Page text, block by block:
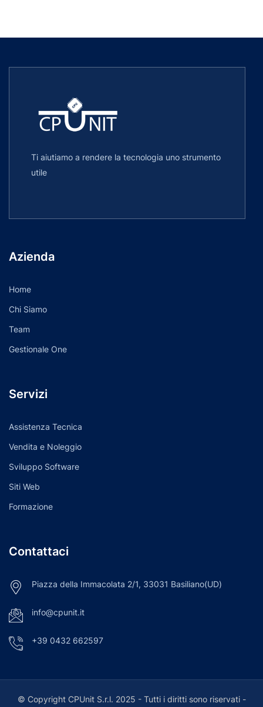
Ti aiutiamo a rendere la tecnologia uno strumento
utile
Azienda
Home
Chi Siamo
Team
Gestionale One
Servizi
Assistenza Tecnica
Vendita e Noleggio
Sviluppo Software
Siti Web
Formazione
Contattaci
Piazza della Immacolata 2/1, 33031 Basiliano(UD)
info@cpunit.it
+39 0432 662597
© Copyright CPUnit S.r.l. 2025 - Tutti i diritti sono riservati -